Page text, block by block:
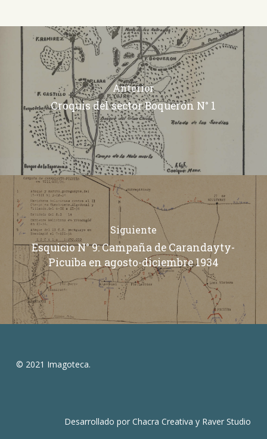
Anterior
Croquis del sector Boquerón N° 1
Siguiente
Esquicio N° 9: Campaña de Carandayty-
Picuiba en agosto-diciembre 1934
© 2021 Imagoteca.
Desarrollado porChacra Creativa y Raver Studio